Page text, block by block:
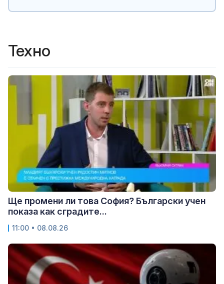
Техно
Ще промени ли това София? Български учен
показа как сградите...
11:00 • 08.08.26